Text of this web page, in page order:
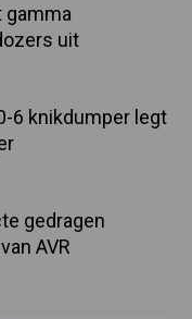
gamma
uit
6 knikdumper legt
gedragen
AVR